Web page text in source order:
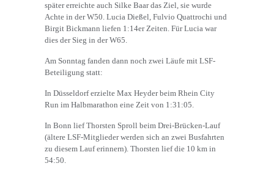
später erreichte auch Silke Baar das Ziel, sie wurde
Achte in der W50. Lucia Dießel, Fulvio Quattrochi und
Birgit Bickmann liefen 1:14er Zeiten. Für Lucia war
dies der Sieg in der W65.
Am Sonntag fanden dann noch zwei Läufe mit LSF-
Beteiligung statt:
In Düsseldorf erzielte Max Heyder beim Rhein City
Run im Halbmarathon eine Zeit von 1:31:05.
In Bonn lief Thorsten Sproll beim Drei-Brücken-Lauf
(ältere LSF-Mitglieder werden sich an zwei Busfahrten
zu diesem Lauf erinnern). Thorsten lief die 10 km in
54:50.